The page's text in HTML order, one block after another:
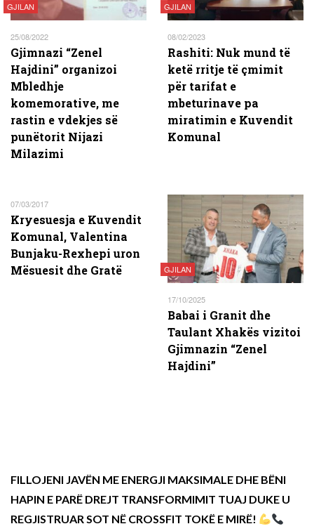
GJILAN
25/08/2022
Gjimnazi “Zenel
Hajdini” organizoi
Mbledhje
komemorative, me
rastin e vdekjes së
punëtorit Nijazi
Milazimi
GJILAN
08/02/2023
Rashiti: Nuk mund të
ketë rritje të çmimit
për tarifat e
mbeturinave pa
miratimin e Kuvendit
Komunal
07/03/2017
Kryesuesja e Kuvendit
Komunal, Valentina
Bunjaku-Rexhepi uron
Mësuesit dhe Gratë
GJILAN
17/10/2025
Babai i Granit dhe
Taulant Xhakës vizitoi
Gjimnazin “Zenel
Hajdini”
FILLOJENI JAVËN ME ENERGJI MAKSIMALE DHE BËNI
HAPIN E PARË DREJT TRANSFORMIMIT TUAJ DUKE U
REGJISTRUAR SOT NË CROSSFIT TOKË E MIRË!